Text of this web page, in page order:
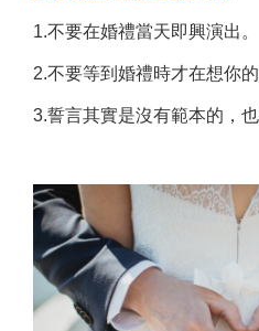
1.不要在婚禮當天即興演出。
2.不要等到婚禮時才在想你
3.誓言其實是沒有範本的，